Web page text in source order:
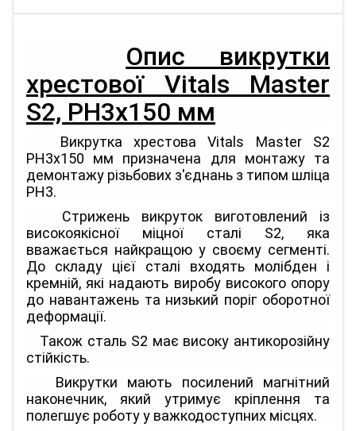
Опис викрутки
хрестової Vitals Master
S2, PH3х150 мм
Викрутка хрестова Vitals Master S2
PH3х150 мм призначена для монтажу та
демонтажу різьбових з'єднань з типом шліца
PH3.
Стрижень викруток виготовлений із
високоякісної міцної сталі S2, яка
вважається найкращою у своєму сегменті.
До складу цієї сталі входять молібден і
кремній, які надають виробу високого опору
до навантажень та низький поріг оборотної
деформації.
Також сталь S2 має високу антикорозійну
стійкість.
Викрутки мають посилений магнітний
наконечник, який утримує кріплення та
полегшує роботу у важкодоступних місцях.